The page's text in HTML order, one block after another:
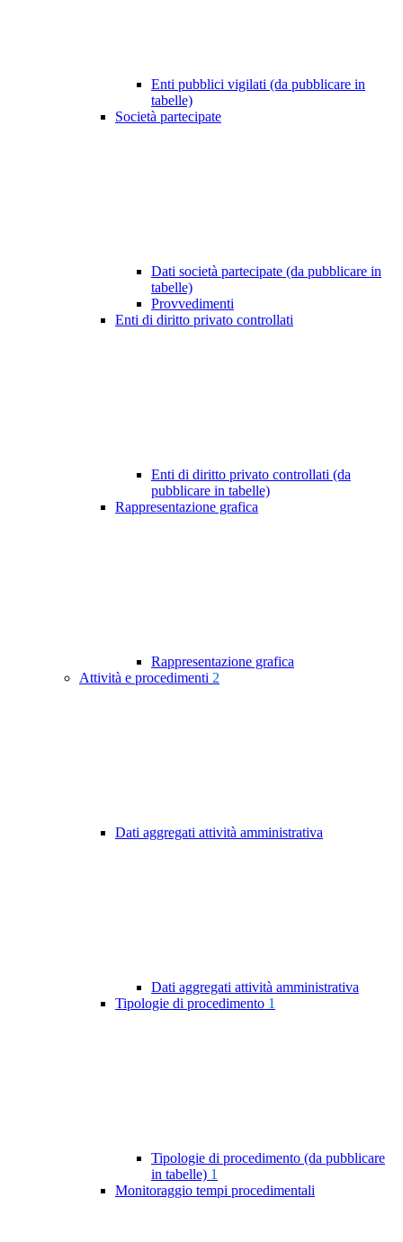
Enti pubblici vigilati (da pubblicare in
tabelle)
Società partecipate
Dati società partecipate (da pubblicare in
tabelle)
Provvedimenti
Enti di diritto privato controllati
Enti di diritto privato controllati (da
pubblicare in tabelle)
Rappresentazione grafica
Rappresentazione grafica
Attività e procedimenti 2
Dati aggregati attività amministrativa
Dati aggregati attività amministrativa
Tipologie di procedimento 1
Tipologie di procedimento (da pubblicare
in tabelle) 1
Monitoraggio tempi procedimentali